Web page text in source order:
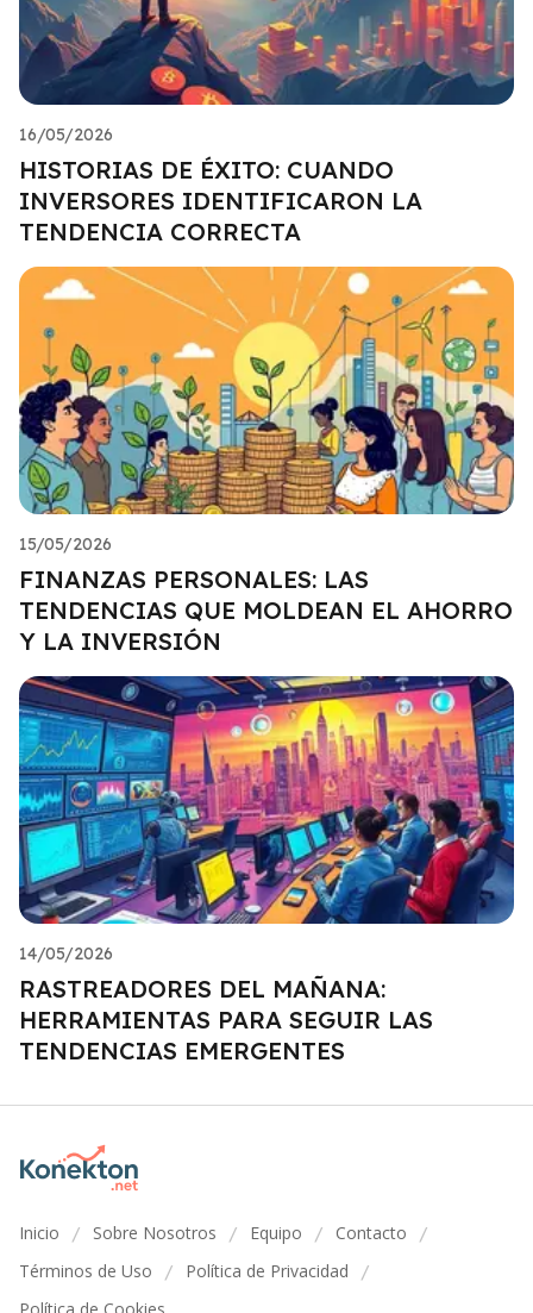
16/05/2026
HISTORIAS DE ÉXITO: CUANDO
INVERSORES IDENTIFICARON LA
TENDENCIA CORRECTA
15/05/2026
FINANZAS PERSONALES: LAS
TENDENCIAS QUE MOLDEAN EL AHORRO
Y LA INVERSIÓN
14/05/2026
RASTREADORES DEL MAÑANA:
HERRAMIENTAS PARA SEGUIR LAS
TENDENCIAS EMERGENTES
Inicio / Sobre Nosotros / Equipo / Contacto /
Términos de Uso / Política de Privacidad /